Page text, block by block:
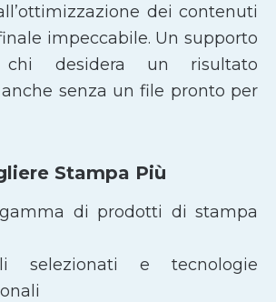
dei contenuti
impeccabile. Un supporto
desidera un risultato
senza un file pronto per
Stampa Più
di prodotti di stampa
selezionati e tecnologie